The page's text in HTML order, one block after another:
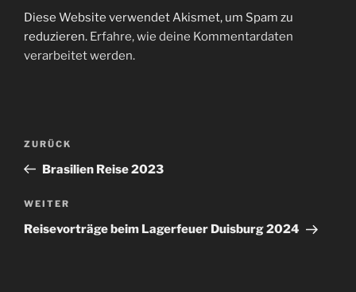
Diese Website verwendet Akismet, um Spam zu
reduzieren. Erfahre, wie deine Kommentardaten
verarbeitet werden.
Beitragsnavigation
Vorheriger
Beitrag
ZURÜCK
Brasilien Reise 2023
Nächster
Beitrag
WEITER
Reisevorträge beim Lagerfeuer Duisburg 2024